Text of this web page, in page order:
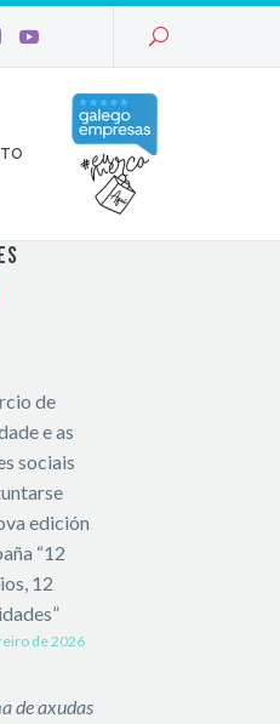
U
de
e as
sociais
edición
“12
12
de 2026
de axudas